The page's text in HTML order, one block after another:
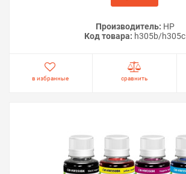
Производитель: HP
Код товара: h305b/h305c
в избранные сравнить